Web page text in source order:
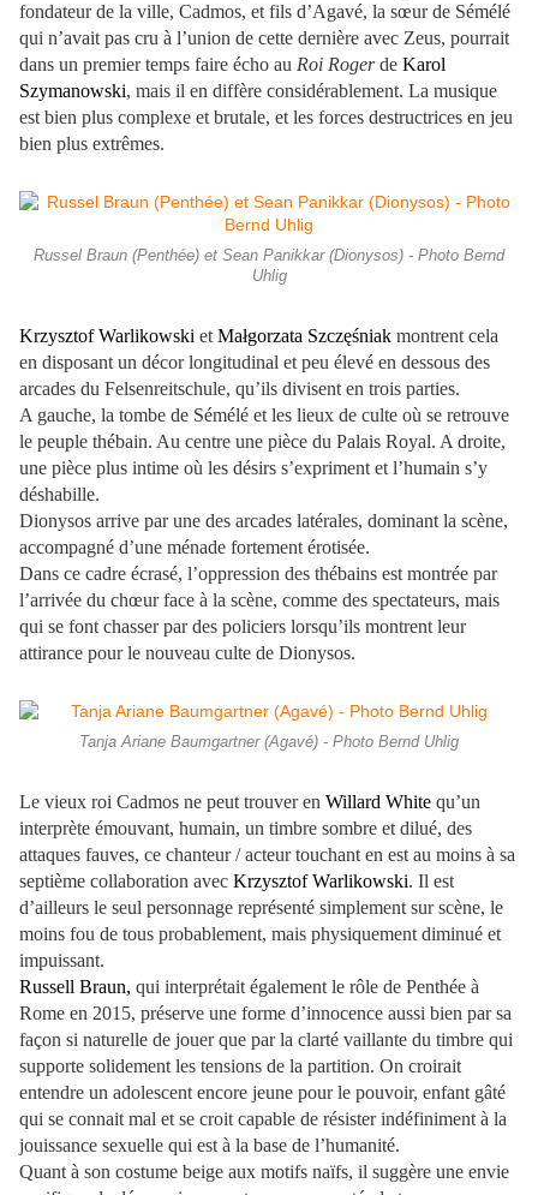
fondateur de la ville, Cadmos, et fils d’Agavé, la sœur de Sémélé
qui n’avait pas cru à l’union de cette dernière avec Zeus, pourrait
dans un premier temps faire écho au Roi Rogerde Karol
Szymanowski, mais il en diffère considérablement. La musique
est bien plus complexe et brutale, et les forces destructrices en jeu
bien plus extrêmes.
Russel Braun (Penthée) et Sean Panikkar (Dionysos) - Photo Bernd
Uhlig
Krzysztof Warlikowski et Małgorzata Szczęśniak montrent cela
en disposant un décor longitudinal et peu élevé en dessous des
arcades du Felsenreitschule, qu’ils divisent en trois parties.
A gauche, la tombe de Sémélé et les lieux de culte où se retrouve
le peuple thébain. Au centre une pièce du Palais Royal. A droite,
une pièce plus intime où les désirs s’expriment et l’humain s’y
déshabille.
Dionysos arrive par une des arcades latérales, dominant la scène,
accompagné d’une ménade fortement érotisée.
Dans ce cadre écrasé, l’oppression des thébains est montrée par
l’arrivée du chœur face à la scène, comme des spectateurs, mais
qui se font chasser par des policiers lorsqu’ils montrent leur
attirance pour le nouveau culte de Dionysos.
Tanja Ariane Baumgartner (Agavé) - Photo Bernd Uhlig
Le vieux roi Cadmos ne peut trouver en Willard White qu’un
interprète émouvant, humain, un timbre sombre et dilué, des
attaques fauves, ce chanteur / acteur touchant en est au moins à sa
septième collaboration avec Krzysztof Warlikowski. Il est
d’ailleurs le seul personnage représenté simplement sur scène, le
moins fou de tous probablement, mais physiquement diminué et
impuissant.
Russell Braun, qui interprétait également le rôle de Penthée à
Rome en 2015, préserve une forme d’innocence aussi bien par sa
façon si naturelle de jouer que par la clarté vaillante du timbre qui
supporte solidement les tensions de la partition. On croirait
entendre un adolescent encore jeune pour le pouvoir, enfant gâté
qui se connait mal et se croit capable de résister indéfiniment à la
jouissance sexuelle qui est à la base de l’humanité.
Quant à son costume beige aux motifs naïfs, il suggère une envie